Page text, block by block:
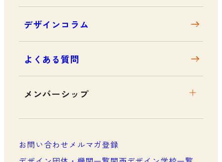
デザインコラム
よくある質問
メンバーシップ
メンバーシップについて
お問い合わせメルマガ登録